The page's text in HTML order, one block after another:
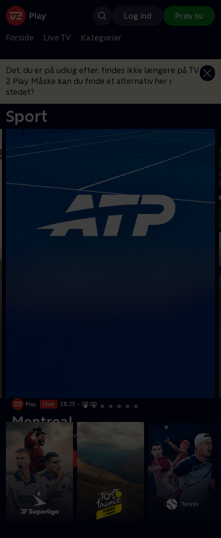
Log ind Prøv nu
Forside Live TV Kategorier
Det, du er på udkig efter, findes ikke længere på TV
2 Play. Måske kan du finde et alternativ her i
stedet?
Sport
Live 18.25 - 08.00
Montreal
Se ATP-tennis fra Montreal
Se med nu